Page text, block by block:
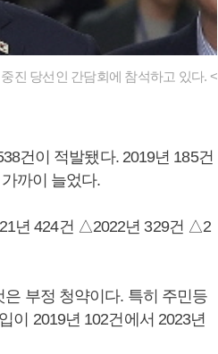
진 당선인 간담회에 참석하고 있다. <
건이 적발됐다. 2019년 185건
까이 늘었다.
년 424건 △2022년 329건 △2
부정 청약이다. 특히 주민등
이 2019년 102건에서 2023년